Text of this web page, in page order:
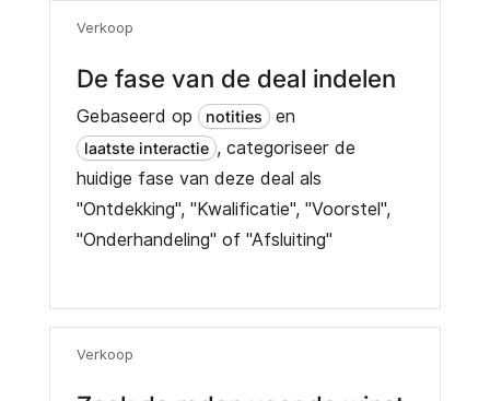
Verkoop
De fase van de deal indelen
Gebaseerd op notities en
laatste interactie , categoriseer de
huidige fase van deze deal als
"Ontdekking", "Kwalificatie", "Voorstel",
"Onderhandeling" of "Afsluiting"
Verkoop